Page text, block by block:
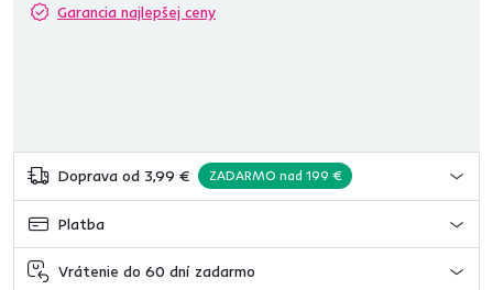
Garancia najlepšej ceny
Doprava od 3,99 € ZADARMO nad 199 €
Platba
Vrátenie do 60 dní zadarmo